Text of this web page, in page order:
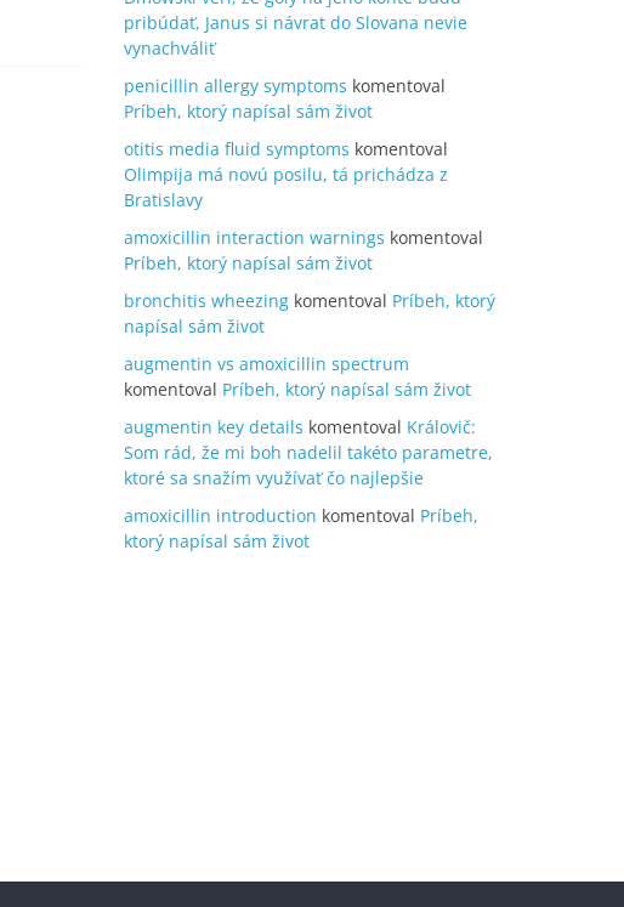
pribúdať, Janus si návrat do Slovana nevie
vynachváliť
penicillin allergy symptoms komentoval
Príbeh, ktorý napísal sám život
otitis media fluid symptoms komentoval
Olimpija má novú posilu, tá prichádza z
Bratislavy
amoxicillin interaction warnings komentoval
Príbeh, ktorý napísal sám život
bronchitis wheezing komentoval Príbeh, ktorý
napísal sám život
augmentin vs amoxicillin spectrum
komentoval Príbeh, ktorý napísal sám život
augmentin key details komentoval Královič:
Som rád, že mi boh nadelil takéto parametre,
ktoré sa snažím využívať čo najlepšie
amoxicillin introduction komentoval Príbeh,
ktorý napísal sám život